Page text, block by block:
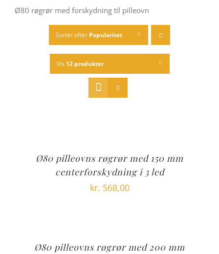
Ø80 røgrør med forskydning til pilleovn
Sortér efter Popularitet
Vis 12 produkter
Ø80 pilleovns røgrør med 150 mm
centerforskydning i 3 led
kr. 568,00
Ø80 pilleovns røgrør med 200 mm